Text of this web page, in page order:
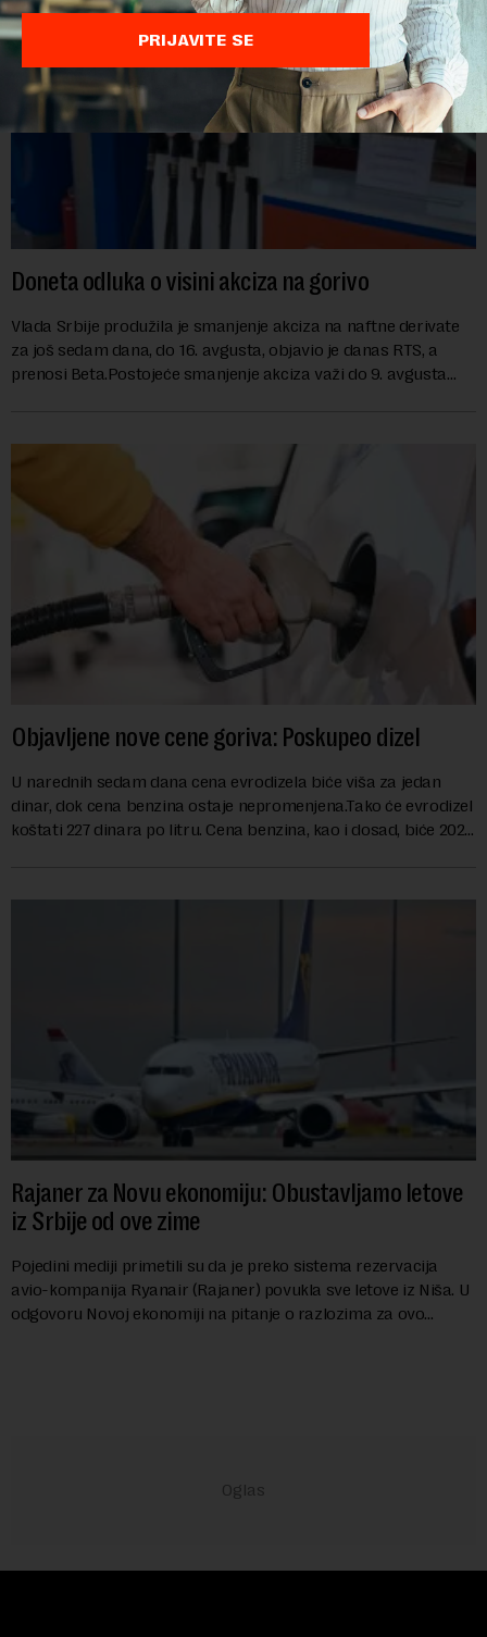
Doneta odluka o visini akciza na gorivo
Vlada Srbije produžila je smanjenje akciza na naftne derivate
za još sedam dana, do 16. avgusta, objavio je danas RTS, a
prenosi Beta.Postojeće smanjenje akciza važi do 9. avgusta
Objavljene nove cene goriva: Poskupeo dizel
U narednih sedam dana cena evrodizela biće viša za jedan
dinar, dok cena benzina ostaje nepromenjena.Tako će evrodizel
koštati 227 dinara po litru. Cena benzina, kao i dosad, biće 202
Rajaner za Novu ekonomiju: Obustavljamo letove
iz Srbije od ove zime
Pojedini mediji primetili su da je preko sistema rezervacija
avio-kompanija Ryanair (Rajaner) povukla sve letove iz Niša. U
odgovoru Novoj ekonomiji na pitanje o razlozima za ovo
PRIJAVITE SE